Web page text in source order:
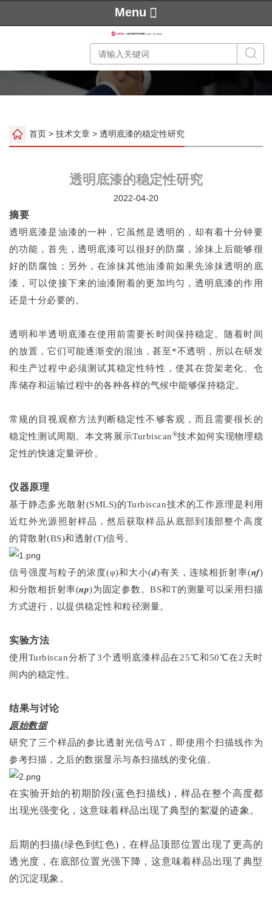
Menu
首页 > 技术文章 > 透明底漆的稳定性研究
透明底漆的稳定性研究
2022-04-20
摘要
透明底漆是油漆的一种，它虽然是透明的，却有着十分钟要
的功能，首先，透明底漆可以很好的防腐，涂抹上后能够很
好的防腐蚀；另外，在涂抹其他油漆前如果先涂抹透明的底
漆，可以使接下来的油漆附着的更加均匀，透明底漆的作用
还是十分必要的。
透明和半透明底漆在使用前需要长时间保持稳定。随着时间
的放置，它们可能逐渐变的混浊，甚至*不透明，所以在研发
和生产过程中必须测试其稳定性特性，使其在货架老化、仓
库储存和运输过程中的各种各样的气候中能够保持稳定。
常规的目视观察方法判断稳定性不够客观，而且需要很长的
稳定性测试周期。本文将展示Turbiscan®技术如何实现物理稳
定性的快速定量评价。
仪器原理
基于静态多光散射(SMLS)的Turbiscan技术的工作原理是利用
近红外光源照射样品，然后获取样品从底部到顶部整个高度
的背散射(BS)和透射(T)信号。
信号强度与粒子的浓度(φ)和大小(𝒅)有关，连续相折射率(𝒏𝒇)
和分散相折射率(𝒏𝒑)为固定参数。BS和T的测量可以采用扫描
方式进行，以提供稳定性和粒径测量。
实验方法
使用Turbiscan分析了3个透明底漆样品在25℃和50℃在2天时
间内的稳定性。
结果与讨论
原始数据
研究了三个样品的参比透射光信号ΔT，即使用个扫描线作为
参考扫描，之后的数据显示与条扫描线的变化值。
在实验开始的初期阶段(蓝色扫描线)，样品在整个高度都
出现光强变化，这意味着样品出现了典型的絮凝的迹象。
后期的扫描(绿色到红色)，在样品顶部位置出现了更高的
透光度，在底部位置光强下降，这意味着样品出现了典型
的沉淀现象。